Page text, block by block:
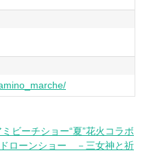
ビーチショー“夏”花火コラボ
ローンショー －三女神と祈